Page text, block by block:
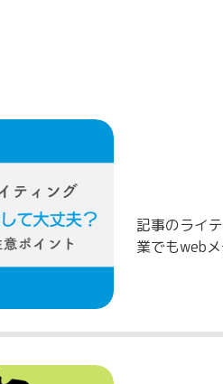
記事のライ
業でもweb